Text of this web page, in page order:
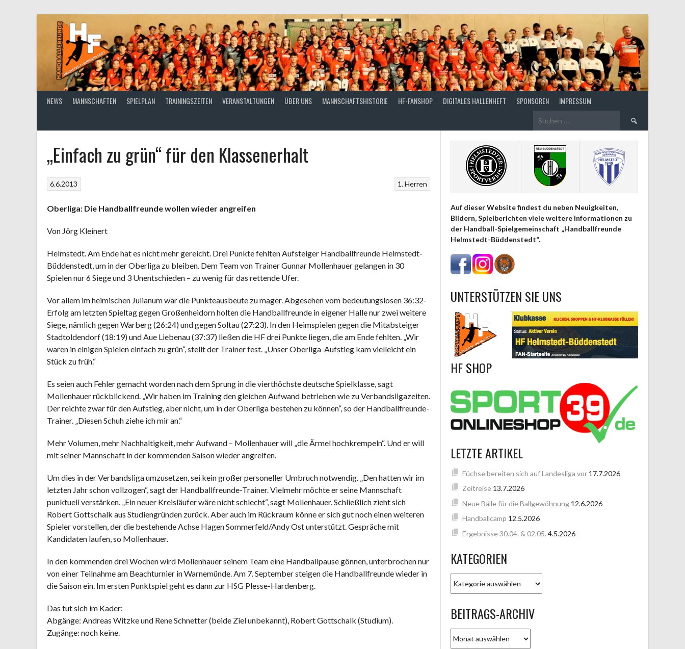
NEWS MANNSCHAFTEN SPIELPLAN TRAININGSZEITEN VERANSTALTUNGEN ÜBER UNS MANNSCHAFTSHISTORIE HF-FANSHOP DIGITALES HALLENHEFT SPONSOREN IMPRESSUM
Suchen
„Einfach zu grün“ für den Klassenerhalt
1. Herren
6.6.2013
Oberliga: Die Handballfreunde wollen wieder angreifen
Von Jörg Kleinert
Helmstedt. Am Ende hat es nicht mehr gereicht. Drei Punkte fehlten Aufsteiger Handballfreunde Helmstedt-
Büddenstedt, um in der Oberliga zu bleiben. Dem Team von Trainer Gunnar Mollenhauer gelangen in 30
Spielen nur 6 Siege und 3 Unentschieden – zu wenig für das rettende Ufer.
Vor allem im heimischen Julianum war die Punkteausbeute zu mager. Abgesehen vom bedeutungslosen 36:32-
Erfolg am letzten Spieltag gegen Großenheidorn holten die Handballfreunde in eigener Halle nur zwei weitere
Siege, nämlich gegen Warberg (26:24) und gegen Soltau (27:23). In den Heimspielen gegen die Mitabsteiger
Stadtoldendorf (18:19) und Aue Liebenau (37:37) ließen die HF drei Punkte liegen, die am Ende fehlten. „Wir
waren in einigen Spielen einfach zu grün“, stellt der Trainer fest. „Unser Oberliga-Aufstieg kam vielleicht ein
Stück zu früh.“
Es seien auch Fehler gemacht worden nach dem Sprung in die vierthöchste deutsche Spielklasse, sagt
Mollenhauer rückblickend. „Wir haben im Training den gleichen Aufwand betrieben wie zu Verbandsligazeiten.
Der reichte zwar für den Aufstieg, aber nicht, um in der Oberliga bestehen zu können“, so der Handballfreunde-
Trainer. „Diesen Schuh ziehe ich mir an.“
Mehr Volumen, mehr Nachhaltigkeit, mehr Aufwand – Mollenhauer will „die Ärmel hochkrempeln“. Und er will
mit seiner Mannschaft in der kommenden Saison wieder angreifen.
Um dies in der Verbandsliga umzusetzen, sei kein großer personeller Umbruch notwendig. „Den hatten wir im
letzten Jahr schon vollzogen“, sagt der Handballfreunde-Trainer. Vielmehr möchte er seine Mannschaft
punktuell verstärken. „Ein neuer Kreisläufer wäre nicht schlecht“, sagt Mollenhauer. Schließlich zieht sich
Robert Gottschalk aus Studiengründen zurück. Aber auch im Rückraum könne er sich gut noch einen weiteren
Spieler vorstellen, der die bestehende Achse Hagen Sommerfeld/Andy Ost unterstützt. Gespräche mit
Kandidaten laufen, so Mollenhauer.
In den kommenden drei Wochen wird Mollenhauer seinem Team eine Handballpause gönnen, unterbrochen nur
von einer Teilnahme am Beachturnier in Warnemünde. Am 7. September steigen die Handballfreunde wieder in
die Saison ein. Im ersten Punktspiel geht es dann zur HSG Plesse-Hardenberg.
Das tut sich im Kader:
Abgänge: Andreas Witzke und Rene Schnetter (beide Ziel unbekannt), Robert Gottschalk (Studium).
Zugänge: noch keine.
Auf dieser Website findest du neben Neuigkeiten,
Bildern, Spielberichten viele weitere Informationen zu
der Handball-Spielgemeinschaft „Handballfreunde
Helmstedt-Büddenstedt“.
UNTERSTÜTZEN SIE UNS
HF SHOP
LETZTE ARTIKEL
Füchse bereiten sich auf Landesliga vor 17.7.2026
Zeitreise 13.7.2026
Neue Bälle für die Ballgewöhnung 12.6.2026
Handballcamp 12.5.2026
Ergebnisse 30.04. & 02.05. 4.5.2026
KATEGORIEN
BEITRAGS-ARCHIV
ARCHIV